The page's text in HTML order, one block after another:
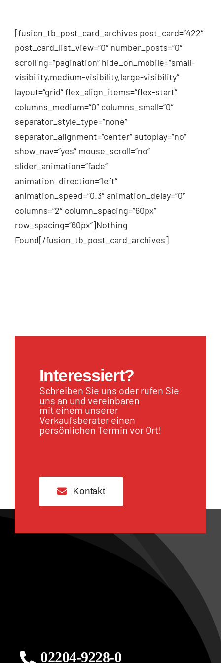
[fusion_tb_post_card_archives post_card=“422″
post_card_list_view=“0″ number_posts=“0″
scrolling=“pagination“ hide_on_mobile=“small-
visibility,medium-visibility,large-visibility“
layout=“grid“ flex_align_items=“flex-start“
columns_medium=“0″ columns_small=“0″
separator_style_type=“none“
separator_alignment=“center“ autoplay=“no“
show_nav=“yes“ mouse_scroll=“no“
slider_animation=“fade“
animation_direction=“left“
animation_speed=“0.3″ animation_delay=“0″
columns=“2″ column_spacing=“60px“
row_spacing=“60px“]Nothing
Found[/fusion_tb_post_card_archives]
Interessiert?
Schreiben Sie uns oder rufen Sie
uns an und vereinbaren
mit einem unserer
Verkaufsberater einen
persönlichen Termin vor Ort!
Kontakt
02204-9228-0